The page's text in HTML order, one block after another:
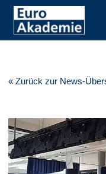
« Zurück zur News-